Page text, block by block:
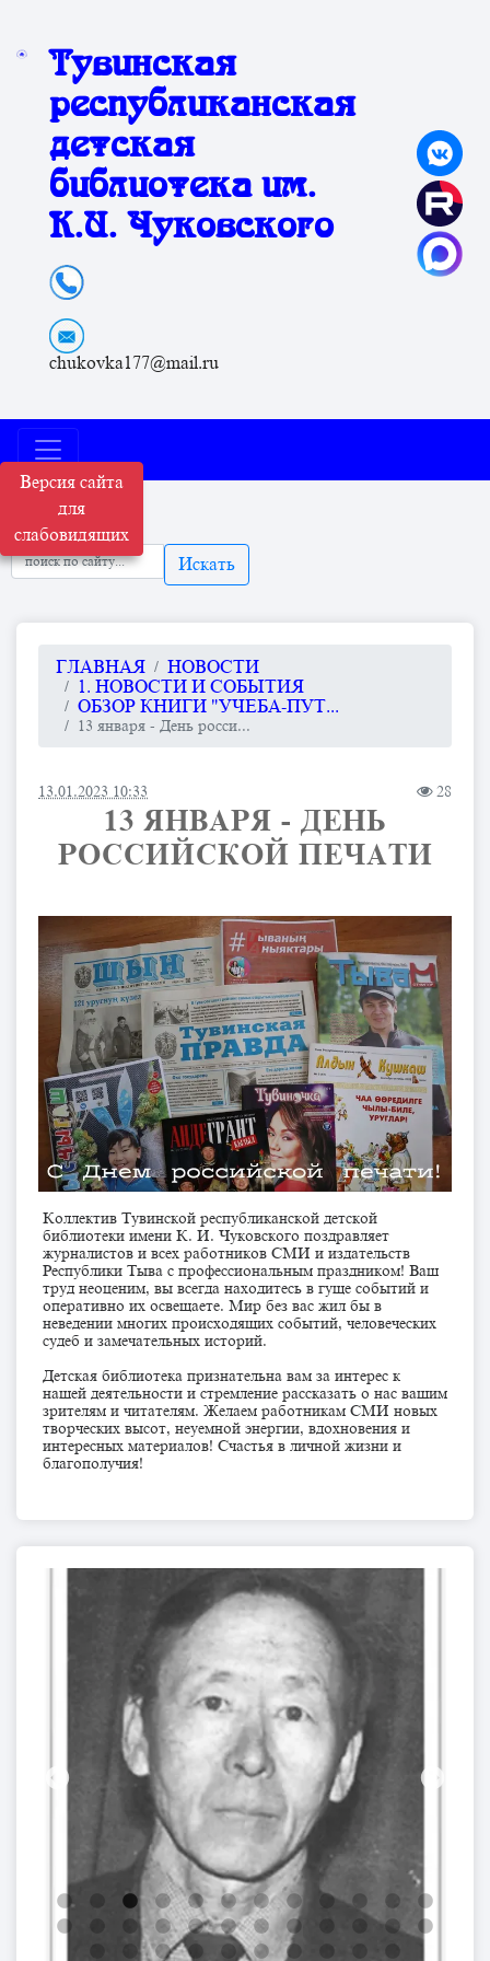
Версия сайта
для
слабовидящих
Тувинская
республиканская
детская
библиотека им.
К.И. Чуковского
chukovka177@mail.ru
Искать
ГЛАВНАЯ
НОВОСТИ
1. НОВОСТИ И СОБЫТИЯ
ОБЗОР КНИГИ "УЧЕБА-ПУТ...
13 января - День росси...
13.01.2023 10:33 28
13 ЯНВАРЯ - ДЕНЬ
РОССИЙСКОЙ ПЕЧАТИ
Коллектив Тувинской республиканской детской
библиотеки имени К. И. Чуковского поздравляет
журналистов и всех работников СМИ и издательств
Республики Тыва с профессиональным праздником! Ваш
труд неоценим, вы всегда находитесь в гуще событий и
оперативно их освещаете. Мир без вас жил бы в
неведении многих происходящих событий, человеческих
судеб и замечательных историй.
Детская библиотека признательна вам за интерес к
нашей деятельности и стремление рассказать о нас вашим
зрителям и читателям. Желаем работникам СМИ новых
творческих высот, неуемной энергии, вдохновения и
интересных материалов! Счастья в личной жизни и
благополучия!